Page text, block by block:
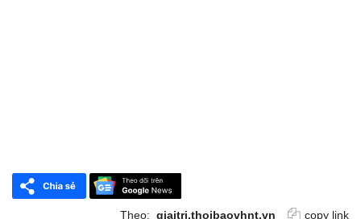
Theo: giaitri.thoibaovhnt.vn copy link